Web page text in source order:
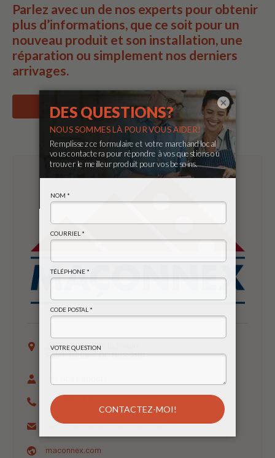
Parlez avec un de nos experts pour obtenir
plus d’informations, que ce soit pour un
nouveau produit et son installation, une
réparation ou simplement nos derniers
arrivages.
Parler à un expert!
2036, chemin de la Riviere
Saint-Isidore, QC G0S 2S0
(418) 882-5879
jessica.labonte@maconnex.com
maconnex.com
×